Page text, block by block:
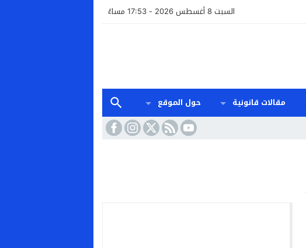
السبت 8 أغسطس 2026 - 17:53 مساءً
مقالات قانونية
حول الموقع